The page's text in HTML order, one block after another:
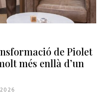
de Piolet
més enllà d’un